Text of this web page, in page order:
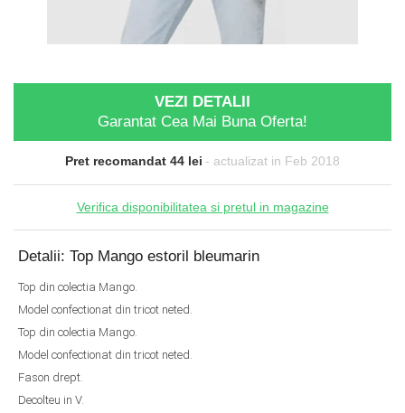
VEZI DETALII
Garantat Cea Mai Buna Oferta!
Pret recomandat 44 lei - actualizat in Feb 2018
Verifica disponibilitatea si pretul in magazine
Detalii: Top Mango estoril bleumarin
Top din colectia Mango.
Model confectionat din tricot neted.
Top din colectia Mango.
Model confectionat din tricot neted.
Fason drept.
Decolteu in V.